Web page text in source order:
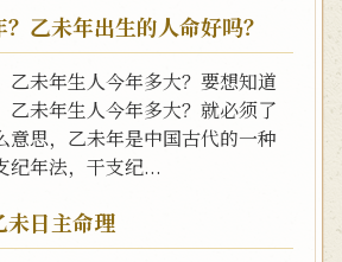
乙未年出生的人命好吗？
乙未年生人今年多大？要想知道
乙未年生人今年多大？就必须了
意思，乙未年是中国古代的一种
纪年法，干支纪...
未日主命理